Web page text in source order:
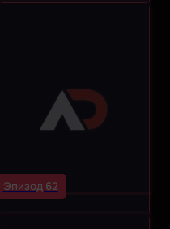
Эпизод 62